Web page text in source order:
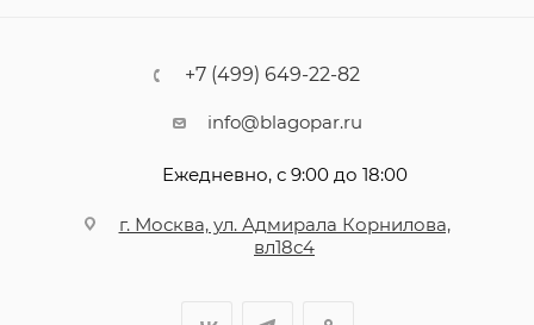
+7 (499) 649-22-82
info@blagopar.ru
Ежедневно, с 9:00 до 18:00
г. Москва, ул. Адмирала Корнилова,
вл18с4